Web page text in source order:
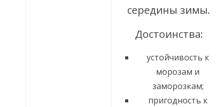
середины зимы.
Достоинства:
устойчивость к
морозам и
заморозкам;
пригодность к